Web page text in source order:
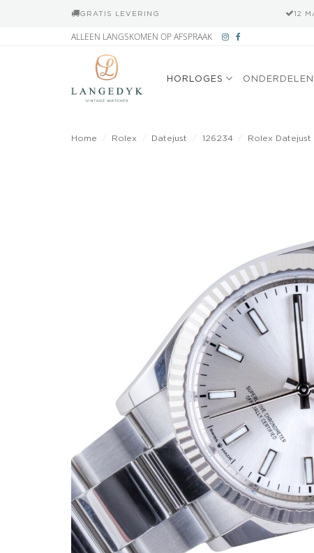
GRATIS LEVERING 12
ALLEEN LANGSKOMEN OP AFSPRAAK
HORLOGES ONDERDELEN
Home Rolex Datejust 126234 Rolex